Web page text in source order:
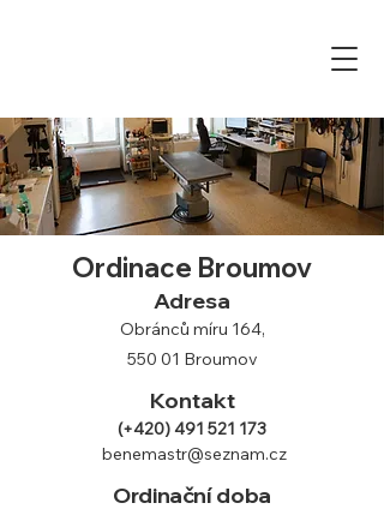
Ordinace Broumov
Adresa
Obránců míru 164,
550 01 Broumov
Kontakt
(+420)491 521 173
benemastr@seznam.cz
Ordinační doba